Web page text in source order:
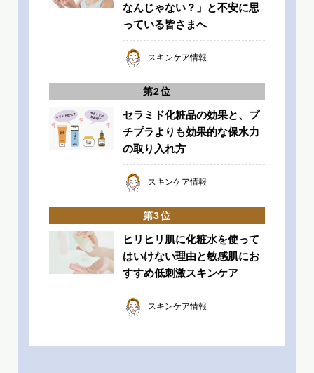
なんじゃない？」と不安に思
っている皆さまへ
スキンケア情報
セラミド化粧品の効果と、プ
チプラよりも効果的な保水力
の取り入れ方
スキンケア情報
ヒリヒリ肌に化粧水を使って
はいけない理由と敏感肌にお
すすめ低刺激スキンケア
スキンケア情報